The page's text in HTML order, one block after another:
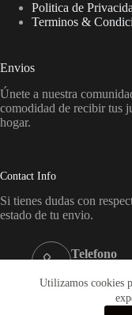
Utilizamos cookies
Politica de
Terminos &
Envios
Únete a nuestra
comodidad de recibir tus
hogar.
Contact Info
Si tienes dudas con
estado de tu envio.
Telefono